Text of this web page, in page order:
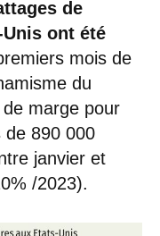
de
ont été
mois de
du
marge pour
de 890 000
janvier et
/2023).